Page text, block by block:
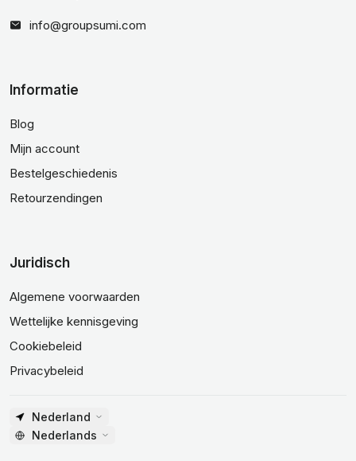
info@groupsumi.com
Informatie
Blog
Mijn account
Bestelgeschiedenis
Retourzendingen
Juridisch
Algemene voorwaarden
Wettelijke kennisgeving
Cookiebeleid
Privacybeleid
Nederland
Nederlands